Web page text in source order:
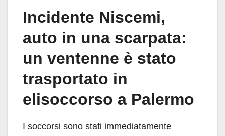
Incidente Niscemi,
auto in una scarpata:
un ventenne è stato
trasportato in
elisoccorso a Palermo
I soccorsi sono stati immediatamente